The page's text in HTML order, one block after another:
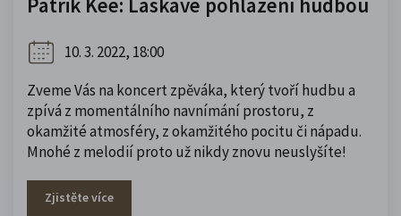
10. 3. 2022, 18:00
Zveme Vás na koncert zpěváka, který tvoří hudbu a
zpívá z momentálního navnímání prostoru, z
okamžité atmosféry, z okamžitého pocitu či nápadu.
Mnohé z melodií proto už nikdy znovu neuslyšíte!
Zjistěte více